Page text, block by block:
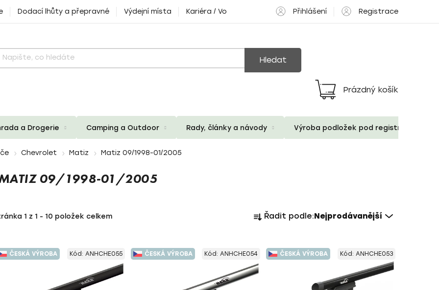
Dodací lhůty a přepravné Výdejní místa Kariéra / Volné pozice Přihlášení Registrace
Hledat
Nákupní
košík
Prázdný košík
a Drogerie Camping a Outdoor Rady, články a návody Výroba podložek pod registrační
Chevrolet Matiz Matiz 09/1998-01/2005
MATIZ 09/1998-01/2005
1 z 1 - 10 položek celkem
a
n
í
Řadit podle:Nejprodávanější
ČESKÁ VÝROBA Kód: ANHCHE055 ČESKÁ VÝROBA Kód: ANHCHE054 ČESKÁ VÝROBA Kód: ANHCHE053